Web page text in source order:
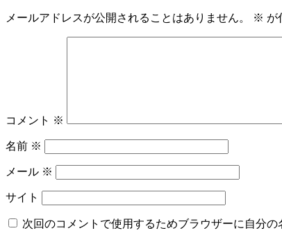
メールアドレスが公開されることはありません。 ※ が
コメント ※
名前 ※
メール ※
サイト
次回のコメントで使用するためブラウザーに自分